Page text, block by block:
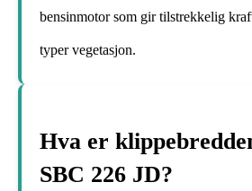
bensinmotor som gir tilstrekkelig
typer vegetasjon.
Hva er
SBC 226 JD?